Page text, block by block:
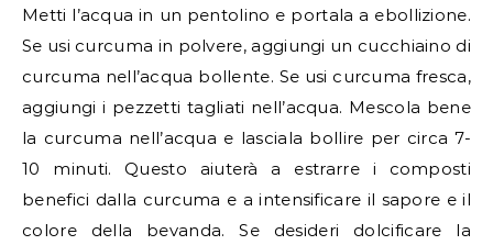
Metti l’acqua in un pentolino e portala a ebollizione.
Se usi curcuma in polvere, aggiungi un cucchiaino di
curcuma nell’acqua bollente. Se usi curcuma fresca,
aggiungi i pezzetti tagliati nell’acqua. Mescola bene
la curcuma nell’acqua e lasciala bollire per circa 7-
10 minuti. Questo aiuterà a estrarre i composti
benefici dalla curcuma e a intensificare il sapore e il
colore della bevanda. Se desideri dolcificare la